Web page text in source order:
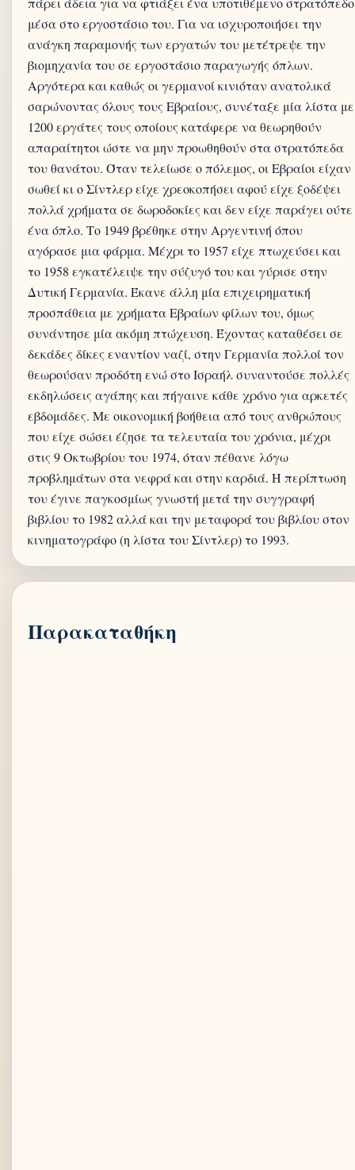
μέσα στο εργοστάσιο του. Για να ισχυροποιήσει την
ανάγκη παραμονής των εργατών του μετέτρεψε την
βιομηχανία του σε εργοστάσιο παραγωγής όπλων.
Αργότερα και καθώς οι γερμανοί κινιόταν ανατολικά
σαρώνοντας όλους τους Εβραίους, συνέταξε μία λίστα με
1200 εργάτες τους οποίους κατάφερε να θεωρηθούν
απαραίτητοι ώστε να μην προωθηθούν στα στρατόπεδα
του θανάτου. Όταν τελείωσε ο πόλεμος, οι Εβραίοι είχαν
σωθεί κι ο Σίντλερ είχε χρεοκοπήσει αφού είχε ξοδέψει
πολλά χρήματα σε δωροδοκίες και δεν είχε παράγει ούτε
ένα όπλο. Το 1949 βρέθηκε στην Αργεντινή όπου
αγόρασε μια φάρμα. Μέχρι το 1957 είχε πτωχεύσει και
το 1958 εγκατέλειψε την σύζυγό του και γύρισε στην
Δυτική Γερμανία. Έκανε άλλη μία επιχειρηματική
προσπάθεια με χρήματα Εβραίων φίλων του, όμως
συνάντησε μία ακόμη πτώχευση. Έχοντας καταθέσει σε
δεκάδες δίκες εναντίον ναζί, στην Γερμανία πολλοί τον
θεωρούσαν προδότη ενώ στο Ισραήλ συναντούσε πολλές
εκδηλώσεις αγάπης και πήγαινε κάθε χρόνο για αρκετές
εβδομάδες. Με οικονομική βοήθεια από τους ανθρώπους
που είχε σώσει έζησε τα τελευταία του χρόνια, μέχρι
στις 9 Οκτωβρίου του 1974, όταν πέθανε λόγω
προβλημάτων στα νεφρά και στην καρδιά. Η περίπτωση
του έγινε παγκοσμίως γνωστή μετά την συγγραφή
βιβλίου το 1982 αλλά και την μεταφορά του βιβλίου στον
κινηματογράφο (η λίστα του Σίντλερ) το 1993.
Παρακαταθήκη